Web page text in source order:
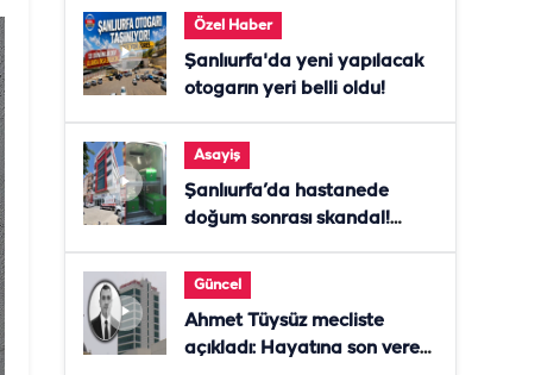
Özel Haber
Şanlıurfa'da yeni yapılacak
otogarın yeri belli oldu!
Asayiş
Şanlıurfa’da hastanede
doğum sonrası skandal!
Güncel
Ahmet Tüysüz mecliste
açıkladı: Hayatına son veren